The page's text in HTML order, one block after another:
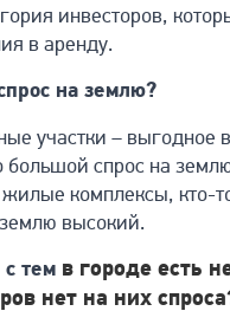
инвесторов,
в аренду.
на землю?
участки – выгодное
большой спрос на
жилые комплексы, кто-
высокий.
тем в городе есть
нет на них